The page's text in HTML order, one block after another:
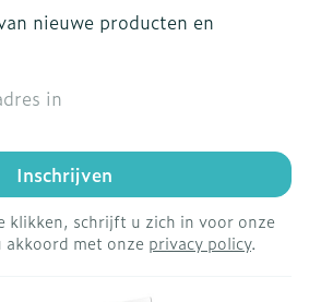
nieuwe producten en
Inschrijven
klikken, schrijft u zich in voor onze
met onze privacy policy.